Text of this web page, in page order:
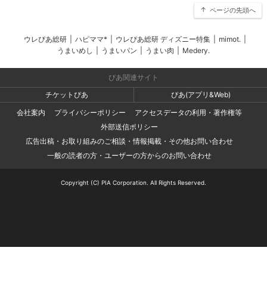
ページの先頭へ
ウレぴあ総研 ハピママ* ウレぴあ総研 ディズニー特集 mimot.
うまいめし
うまいパン うまい肉 Medery.
ぴあ関連サイト
チケットぴあ
ぴあ(アプリ&Web)
会社案内
プライバシーポリシー
アクセスデータの利用・著作権等
外部送信ポリシー
広告出稿・お取り組みのご相談・情報掲載・その他お問い合わせ
一般の読者の方・ユーザーの方からのお問い合わせ
Copyright (C) PIA Corporation. All Rights Reserved.